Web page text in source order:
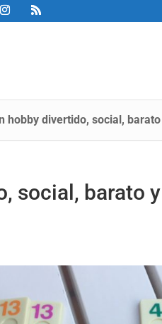
hobby divertido, social,
social, barato